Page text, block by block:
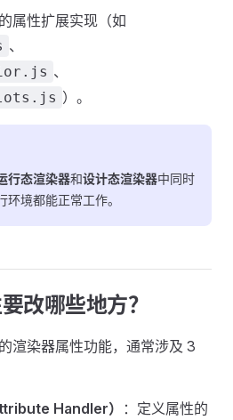
属性扩展实现（如
、
、
）。
行态渲染器和设计态渲染器中同时
境都能正常工作。
改哪些地方？
渲染器属性功能，通常涉及 3
Handler）
：定义属性的